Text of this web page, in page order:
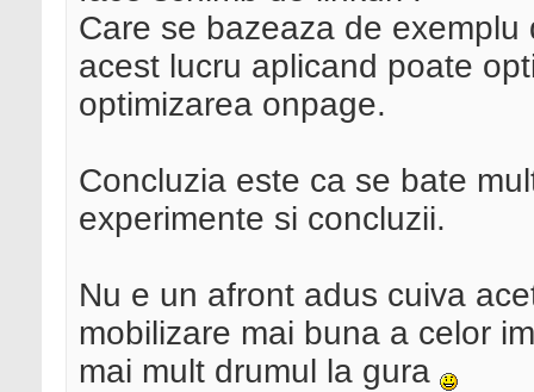
Care se bazeaza de
acest lucru aplicand poate
optimizarea onpage.
Concluzia este ca se bate
experimente si concluzii.
Nu e un afront adus cuiva
mobilizare mai buna a celor
mai mult drumul la gura